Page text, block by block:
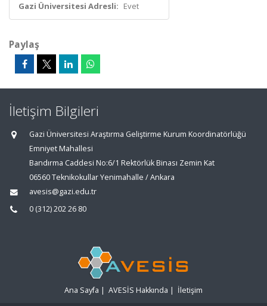
Gazi Üniversitesi Adresli: Evet
Paylaş
İletişim Bilgileri
Gazi Üniversitesi Araştırma Geliştirme Kurum Koordinatörlüğü
Emniyet Mahallesi
Bandırma Caddesi No:6/1 Rektörlük Binası Zemin Kat
06560 Teknikokullar Yenimahalle / Ankara
avesis@gazi.edu.tr
0 (312) 202 26 80
Ana Sayfa | AVESİS Hakkında | İletişim